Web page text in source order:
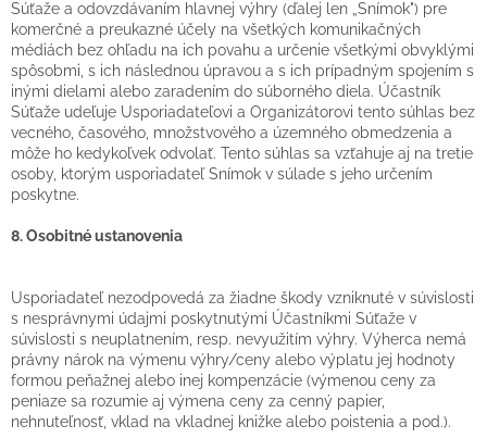
Súťaže a odovzdávaním hlavnej výhry (ďalej len „Snímok") pre
komerčné a preukazné účely na všetkých komunikačných
médiách bez ohľadu na ich povahu a určenie všetkými obvyklými
spôsobmi, s ich následnou úpravou a s ich prípadným spojením s
inými dielami alebo zaradením do súborného diela. Účastník
Súťaže udeľuje Usporiadateľovi a Organizátorovi tento súhlas bez
vecného, časového, množstvového a územného obmedzenia a
môže ho kedykoľvek odvolať. Tento súhlas sa vzťahuje aj na tretie
osoby, ktorým usporiadateľ Snímok v súlade s jeho určením
poskytne.
8. Osobitné ustanovenia
Usporiadateľ nezodpovedá za žiadne škody vzniknuté v súvislosti
s nesprávnymi údajmi poskytnutými Účastníkmi Súťaže v
súvislosti s neuplatnením, resp. nevyužitím výhry. Výherca nemá
právny nárok na výmenu výhry/ceny alebo výplatu jej hodnoty
formou peňažnej alebo inej kompenzácie (výmenou ceny za
peniaze sa rozumie aj výmena ceny za cenný papier,
nehnuteľnosť, vklad na vkladnej knižke alebo poistenia a pod.).